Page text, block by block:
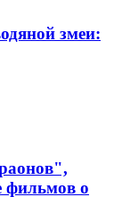
змеи:
фильмов о